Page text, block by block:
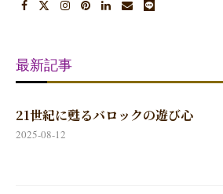
最新記事
21世紀に甦るバロックの遊び心
2025-08-12